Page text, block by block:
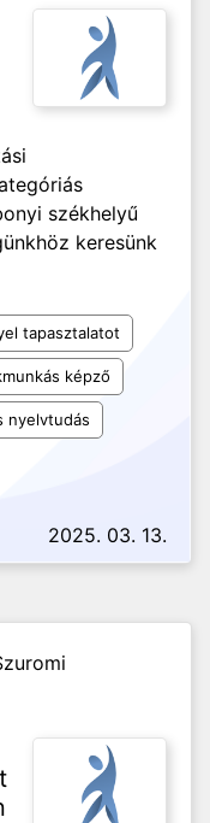
székhelyű
keresünk
tapasztalatot
képző
nyelvtudás
2025. 03. 13.